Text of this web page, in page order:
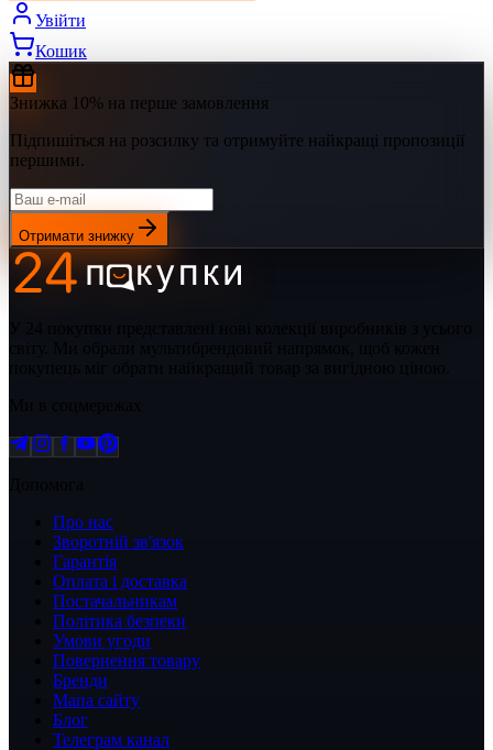
Увійти
Кошик
Знижка 10% на перше замовлення
Підпишіться на розсилку та отримуйте найкращі пропозиції
першими.
Отримати знижку
Про нас
Зворотній зв'язок
Гарантія
Оплата і доставка
Постачальникам
Політика безпеки
Умови угоди
Повернення товару
Бренди
Мапа сайту
Блог
Телеграм канал